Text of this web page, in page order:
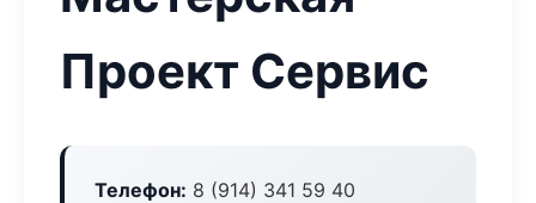
Проект Сервис
Телефон: 8 (914) 341 59 40